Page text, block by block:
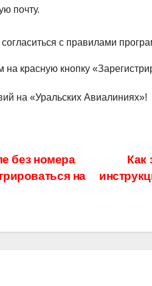
почту.
с правилами
красную кнопку
на «Уральских Авиалиниях»!
Как
без номера
на